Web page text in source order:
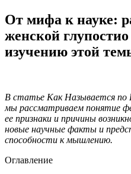
От мифа к науке:
женской
изучению этой
В статье Как Называется по
мы рассматриваем понятие
ее признаки и причины
новые научные факты и
способности к мышлению.
Оглавление